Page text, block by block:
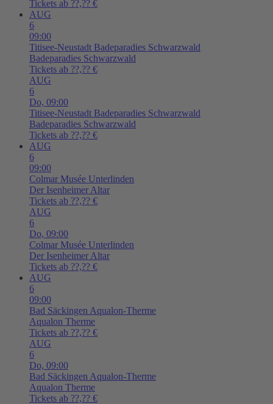
Tickets ab ??,?? €
AUG
6
09:00
Titisee-Neustadt Badeparadies Schwarzwald
Badeparadies Schwarzwald
Tickets ab ??,?? €
AUG
6
Do, 09:00
Titisee-Neustadt Badeparadies Schwarzwald
Badeparadies Schwarzwald
Tickets ab ??,?? €
AUG
6
09:00
Colmar Musée Unterlinden
Der Isenheimer Altar
Tickets ab ??,?? €
AUG
6
Do, 09:00
Colmar Musée Unterlinden
Der Isenheimer Altar
Tickets ab ??,?? €
AUG
6
09:00
Bad Säckingen Aqualon-Therme
Aqualon Therme
Tickets ab ??,?? €
AUG
6
Do, 09:00
Bad Säckingen Aqualon-Therme
Aqualon Therme
Tickets ab ??,?? €